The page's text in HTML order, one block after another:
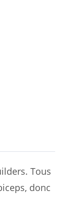
Tous
donc